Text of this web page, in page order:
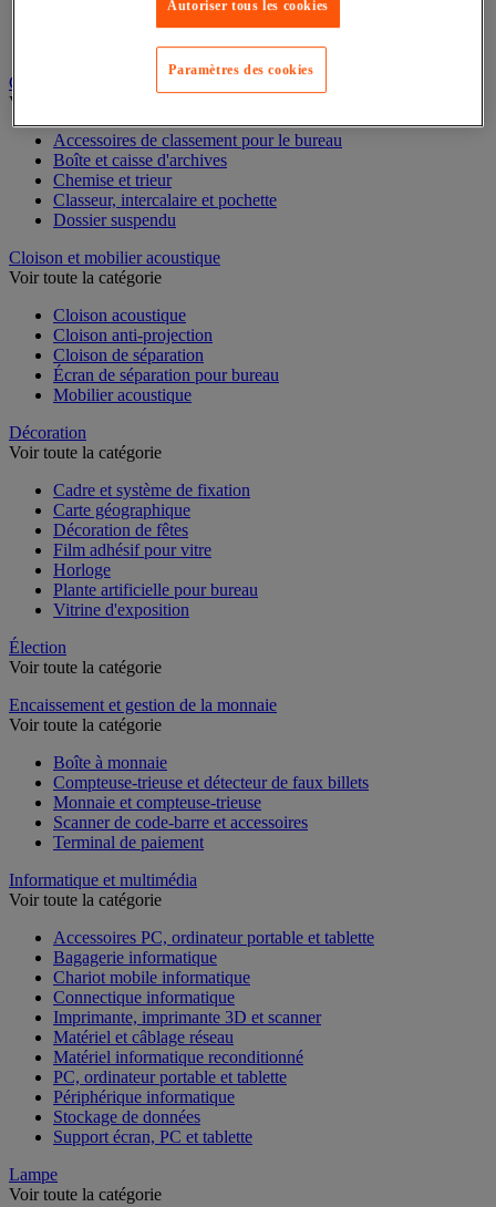
Rafraîchisseur d'air
Traitement de l'air
Classement et archivage
Voir toute la catégorie
Accessoires de classement pour le bureau
Boîte et caisse d'archives
Chemise et trieur
Classeur, intercalaire et pochette
Dossier suspendu
Cloison et mobilier acoustique
Voir toute la catégorie
Cloison acoustique
Cloison anti-projection
Cloison de séparation
Écran de séparation pour bureau
Mobilier acoustique
Décoration
Voir toute la catégorie
Cadre et système de fixation
Carte géographique
Décoration de fêtes
Film adhésif pour vitre
Horloge
Plante artificielle pour bureau
Vitrine d'exposition
Élection
Voir toute la catégorie
Encaissement et gestion de la monnaie
Voir toute la catégorie
Boîte à monnaie
Compteuse-trieuse et détecteur de faux billets
Monnaie et compteuse-trieuse
Scanner de code-barre et accessoires
Terminal de paiement
Informatique et multimédia
Voir toute la catégorie
Accessoires PC, ordinateur portable et tablette
Bagagerie informatique
Chariot mobile informatique
Connectique informatique
Imprimante, imprimante 3D et scanner
Matériel et câblage réseau
Matériel informatique reconditionné
PC, ordinateur portable et tablette
Périphérique informatique
Stockage de données
Support écran, PC et tablette
Lampe
Voir toute la catégorie
Autoriser tous les cookies
Paramètres des cookies